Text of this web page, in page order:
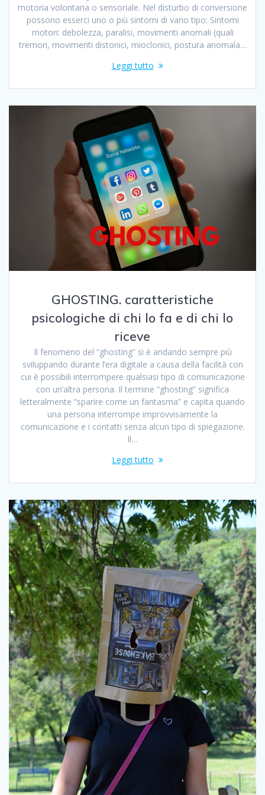
motoria volontaria o sensoriale. Nel disturbo di conversione
possono esserci uno o più sintomi di vario tipo: Sintomi
motori: debolezza, paralisi, movimenti anomali (quali
tremori, movimenti distonici, mioclonici, postura anomala…
Leggi tutto
GHOSTING. caratteristiche
psicologiche di chi lo fa e di chi lo
riceve
Il fenomeno del “ghosting” si è andando sempre più
sviluppando durante l’era digitale a causa della facilità con
cui è possibili interrompere qualsiasi tipo di comunicazione
con un’altra persona. Il termine “ghosting” significa
letteralmente “sparire come un fantasma” e capita quando
una persona interrompe improvvisamente la
comunicazione e i contatti senza alcun tipo di spiegazione.
Il…
Leggi tutto